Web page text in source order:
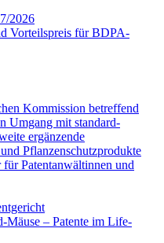
2026
Vorteilspreis für BDPA-
Kommission betreffend
Umgang mit standard-
ergänzende
Pflanzenschutzprodukte
Patentanwältinnen und
– Patente im Life-